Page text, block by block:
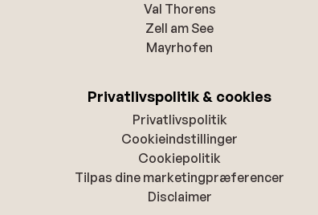
Val Thorens
Zell am See
Mayrhofen
Privatlivspolitik & cookies
Privatlivspolitik
Cookieindstillinger
Cookiepolitik
Tilpas dine marketingpræferencer
Disclaimer